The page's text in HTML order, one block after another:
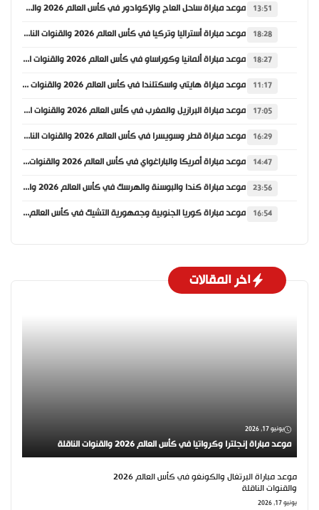
13:51 موعد مباراة ساحل العاج والإكوادور في كأس العالم 2026 والقنوات الناقلة
18:28 موعد مباراة أستراليا وتركيا في كأس العالم 2026 والقنوات الناقلة
18:27 موعد مباراة ألمانيا وكوراساو في كأس العالم 2026 والقنوات الناقلة
11:17 موعد مباراة هايتي واسكتلندا في كأس العالم 2026 والقنوات الناقلة
17:05 موعد مباراة البرازيل والمغرب في كأس العالم 2026 والقنوات الناقلة
16:29 موعد مباراة قطر وسويسرا في كأس العالم 2026 والقنوات الناقلة
14:47 موعد مباراة أمريكا والباراغواي في كأس العالم 2026 والقنوات الناقلة
23:56 موعد مباراة كندا والبوسنة والهرسك في كأس العالم 2026 والقنوات الناقلة
16:54 موعد مباراة كوريا الجنوبية وجمهورية التشيك في كأس العالم 2026 والقنوات الناقلة
اخر المقالات
يونيو 17, 2026
موعد مباراة إنجلترا وكرواتيا في كأس العالم 2026 والقنوات الناقلة
موعد مباراة البرتغال والكونغو في كأس العالم 2026
والقنوات الناقلة
يونيو 17, 2026